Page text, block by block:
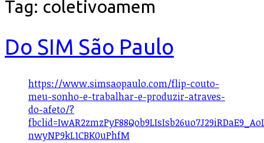
Tag: coletivoamem
Do SIM São Paulo
https://www.simsaopaulo.com/flip-couto-
meu-sonho-e-trabalhar-e-produzir-atraves-
do-afeto/?
nwyNP9kL1CBK0uPhfM